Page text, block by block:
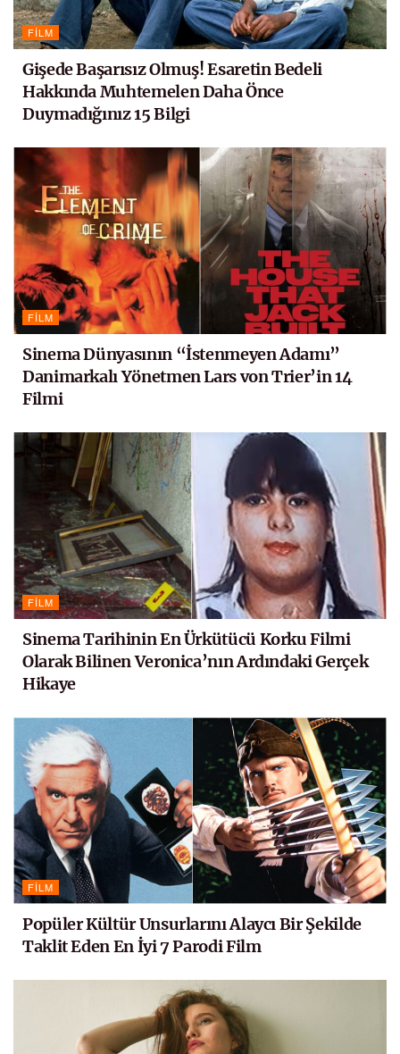
FILM
Gişede Başarısız Olmuş! Esaretin Bedeli
Hakkında Muhtemelen Daha Önce
Duymadığınız 15 Bilgi
FILM
Sinema Dünyasının “İstenmeyen Adamı”
Danimarkalı Yönetmen Lars von Trier’in 14
Filmi
FILM
Sinema Tarihinin En Ürkütücü Korku Filmi
Olarak Bilinen Veronica’nın Ardındaki Gerçek
Hikaye
FILM
Popüler Kültür Unsurlarını Alaycı Bir Şekilde
Taklit Eden En İyi 7 Parodi Film